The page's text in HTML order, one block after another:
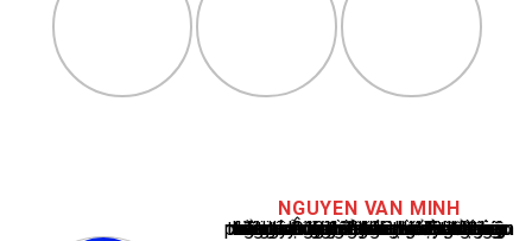
NGUYEN VAN MINH
Nguyễn Văn Minh là một trong những chuyên gia hàng đầu về báo cáo tin tức thể thao tại Việt Nam, với hơn 10 năm hoạt động trong ngành. Ông có kiến thức sâu rộng và kinh nghiệm đáng kể trong việc phân tích và báo cáo về các sự kiện thể thao hàng đầu. Sự hiểu biết sâu sắc của ông về ngành này đã giúp ông xây dựng uy tín và danh tiếng trong cộng đồng báo chí thể thao.